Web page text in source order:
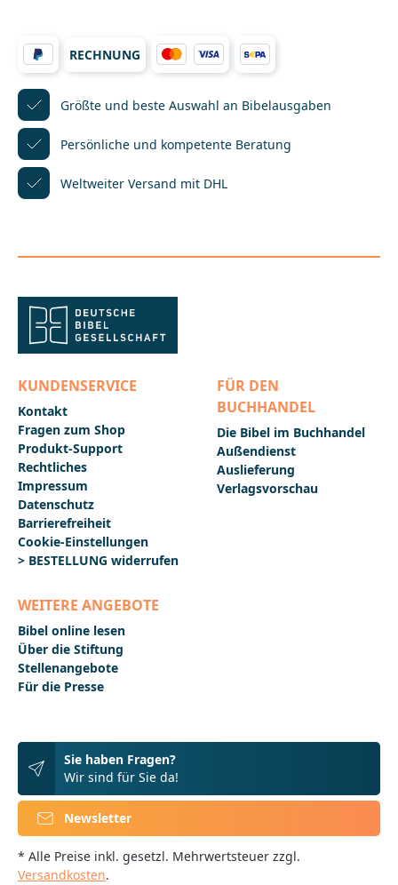
Erinnerungen aus alter Zeit erwachen zum Leben:
die Konfirmation, die Trauung oder das
Weihnachtsfest bei den Eltern und Geschwistern.
Kurze Einführungstexte schlüsseln die Bedeutung
jedes Festes auf; einfühlsame Illustrationen
vergegenwärtigen die Bibelgeschichten, die den
Erkrankten vielleicht schon seit Kindheitstagen Trost,
Hoffnung und Mut schenken. So bietet dieses
Begleitbuch die wertvollsten Bibeltexte, an denen
sich Erkrankte und Angehörige gemeinsam
festhalten
RECHNUNG
Größte und beste Auswahl an Bibelausgaben
Persönliche und kompetente Beratung
Weltweiter Versand mit DHL
KUNDENSERVICE
Kontakt
Fragen zum Shop
Produkt-Support
Rechtliches
Impressum
Datenschutz
Barrierefreiheit
Cookie-Einstellungen
> BESTELLUNG widerrufen
FÜR DEN
BUCHHANDEL
Die Bibel im Buchhandel
Außendienst
Auslieferung
Verlagsvorschau
WEITERE ANGEBOTE
Bibel online lesen
Über die Stiftung
Stellenangebote
Für die Presse
Sie haben Fragen?
Wir sind für Sie da!
Newsletter
* Alle Preise inkl. gesetzl. Mehrwertsteuer zzgl.
Versandkosten.